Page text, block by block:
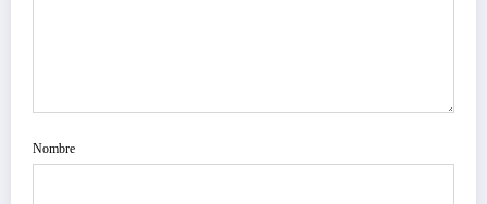
Nombre